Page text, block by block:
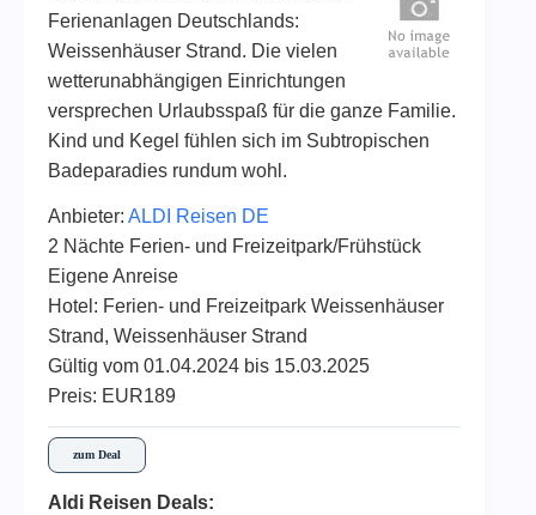
Ferienanlagen Deutschlands:
Weissenhäuser Strand. Die vielen
wetterunabhängigen Einrichtungen
versprechen Urlaubsspaß für die ganze Familie.
Kind und Kegel fühlen sich im Subtropischen
Badeparadies rundum wohl.
Anbieter: ALDI Reisen DE
2 Nächte Ferien- und Freizeitpark/Frühstück
Eigene Anreise
Hotel: Ferien- und Freizeitpark Weissenhäuser
Strand, Weissenhäuser Strand
Gültig vom 01.04.2024 bis 15.03.2025
Preis: EUR189
zum Deal
Aldi Reisen Deals: